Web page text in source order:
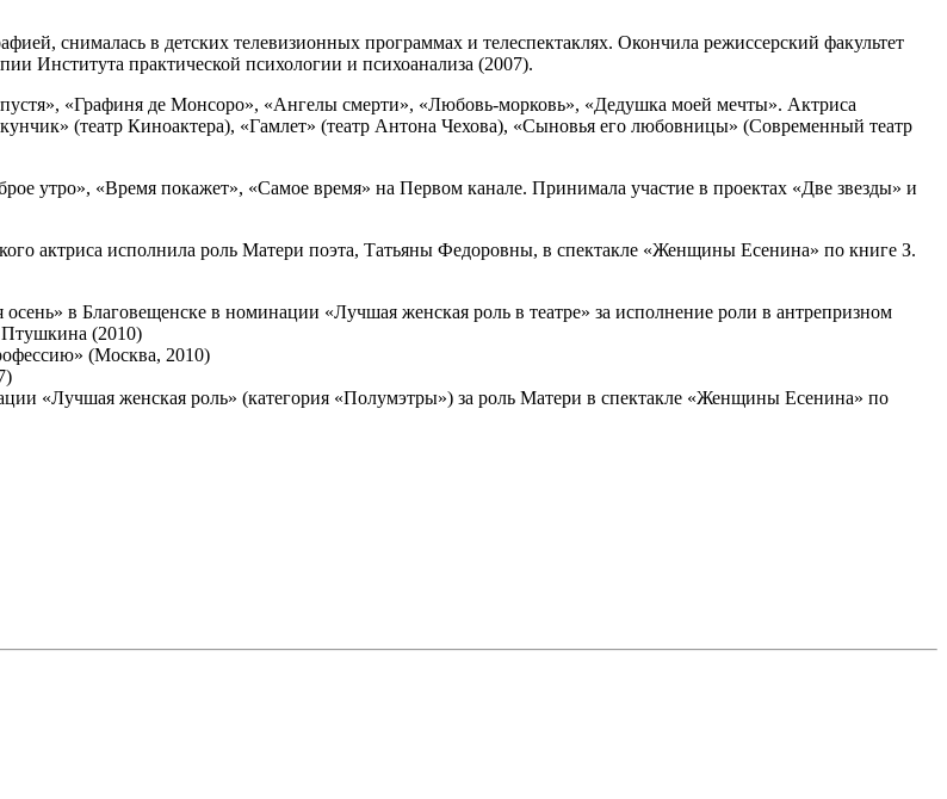
снималась в детских телевизионных программах и телеспектаклях. Окончила режиссерский факультет
Института практической психологии и психоанализа (2007).
«Графиня де Монсоро», «Ангелы смерти», «Любовь-морковь», «Дедушка моей мечты». Актриса
(театр Киноактера), «Гамлет» (театр Антона Чехова), «Сыновья его любовницы» (Современный театр
утро», «Время покажет», «Самое время» на Первом канале. Принимала участие в проектах «Две звезды» и
актриса исполнила роль Матери поэта, Татьяны Федоровны, в спектакле «Женщины Есенина» по книге З.
в Благовещенске в номинации «Лучшая женская роль в театре» за исполнение роли в антрепризном
(2010)
(Москва, 2010)
«Лучшая женская роль» (категория «Полумэтры») за роль Матери в спектакле «Женщины Есенина» по